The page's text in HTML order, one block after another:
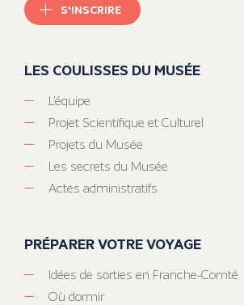
S'INSCRIRE
LES COULISSES DU MUSÉE
L’équipe
Projet Scientifique et Culturel
Projets du Musée
Les secrets du Musée
Actes administratifs
PRÉPARER VOTRE VOYAGE
Idées de sorties en Franche-Comté
Où dormir